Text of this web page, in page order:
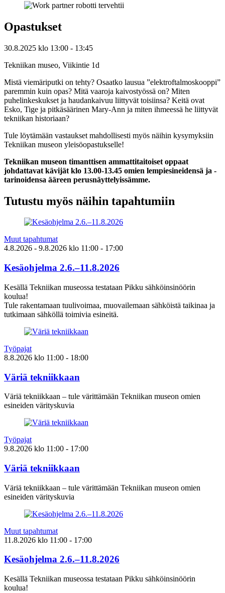
Opastukset
30.8.2025 klo 13:00 - 13:45
Tekniikan museo, Viikintie 1d
Mistä viemäriputki on tehty? Osaatko lausua ”elektroftalmoskooppi”
paremmin kuin opas? Mitä vaaroja kaivostyössä on? Miten
puhelinkeskukset ja haudankaivuu liittyvät toisiinsa? Keitä ovat
Esko, Tige ja pitkäsäärinen Mary-Ann ja miten ihmeessä he liittyvät
tekniikan historiaan?
Tule löytämään vastaukset mahdollisesti myös näihin kysymyksiin
Tekniikan museon yleisöopastukselle!
Tekniikan museon timanttisen ammattitaitoiset oppaat
johdattavat kävijät klo 13.00-13.45 omien lempiesineidensä ja -
tarinoidensa ääreen perusnäyttelyissämme.
Tutustu myös näihin tapahtumiin
Muut tapahtumat
4.8.2026 - 9.8.2026 klo 11:00 - 17:00
Kesäohjelma 2.6.–11.8.2026
Kesällä Tekniikan museossa testataan Pikku sähköinsinöörin
koulua!
Tule rakentamaan tuulivoimaa, muovailemaan sähköistä taikinaa ja
tutkimaan sähköllä toimivia esineitä.
Työpajat
8.8.2026 klo 11:00 - 18:00
Väriä tekniikkaan
Väriä tekniikkaan – tule värittämään Tekniikan museon omien
esineiden värityskuvia
Työpajat
9.8.2026 klo 11:00 - 17:00
Väriä tekniikkaan
Väriä tekniikkaan – tule värittämään Tekniikan museon omien
esineiden värityskuvia
Muut tapahtumat
11.8.2026 klo 11:00 - 17:00
Kesäohjelma 2.6.–11.8.2026
Kesällä Tekniikan museossa testataan Pikku sähköinsinöörin
koulua!